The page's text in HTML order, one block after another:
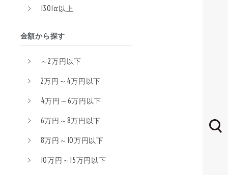
1301cc以上
金額から探す
～2万円以下
2万円～4万円以下
4万円～6万円以下
6万円～8万円以下
8万円～10万円以下
10万円～15万円以下